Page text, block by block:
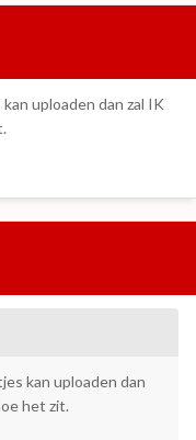
uploaden dan zal IK
kan uploaden dan
het zit.